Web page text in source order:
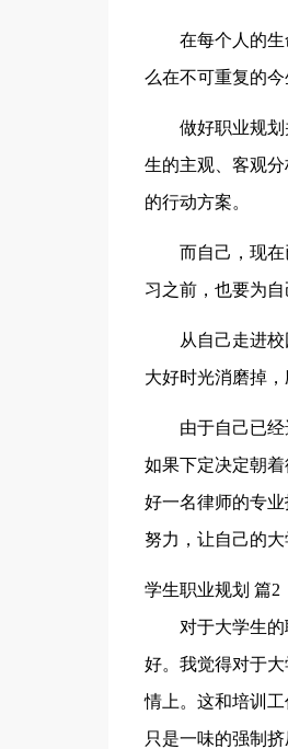
在每个人的
么在不可重复的
做好职业规
生的主观、客观
的行动方案。
而自己，现
习之前，也要为自
从自己走进
大好时光消磨掉
由于自己已
如果下定决定朝
好一名律师的专
努力，让自己的大
学生职业规划 篇2
对于大学生
好。我觉得对于
情上。这和培训
只是一味的强制